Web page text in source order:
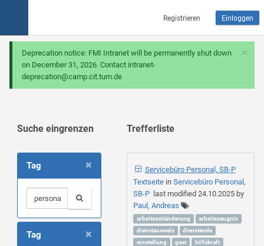
Registrieren Einloggen
×
Deprecation notice: FMI Intranet will be permanently shut down
on December 31, 2026. Contact intranet-
deprecation@camp.cit.tum.de
Suche eingrenzen
×
Tag
×
Tag
Trefferliste
Servicebüro Personal, SB-P
Textseite in Servicebüro Personal,
SB-Plast modified 24.10.2025by
Paul, Andreas
arbeitszeitänderung
arbeitszeugnis
dienstausweis
dienstende
einstellung
gast
hilfskraft